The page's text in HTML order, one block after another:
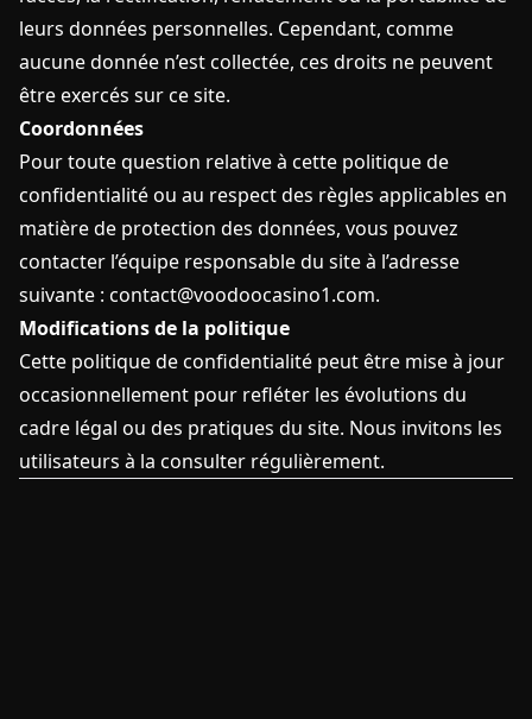
leurs données personnelles. Cependant, comme
aucune donnée n’est collectée, ces droits ne peuvent
être exercés sur ce site.
Coordonnées
Pour toute question relative à cette politique de
confidentialité ou au respect des règles applicables en
matière de protection des données, vous pouvez
contacter l’équipe responsable du site à l’adresse
suivante : contact@voodoocasino1.com.
Modifications de la politique
Cette politique de confidentialité peut être mise à jour
occasionnellement pour refléter les évolutions du
cadre légal ou des pratiques du site. Nous invitons les
utilisateurs à la consulter régulièrement.